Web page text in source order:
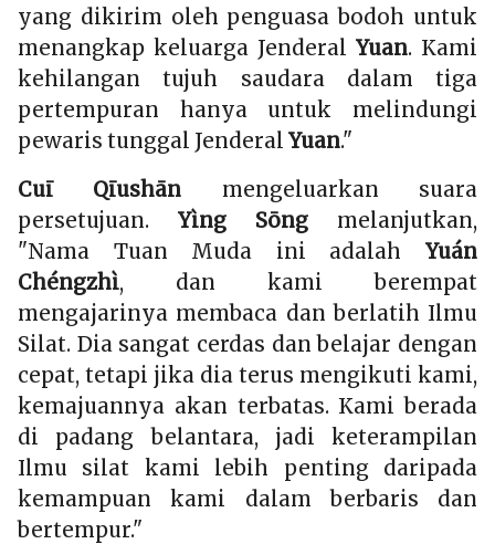
yang dikirim oleh penguasa bodoh untuk
menangkap keluarga Jenderal Yuan. Kami
kehilangan tujuh saudara dalam tiga
pertempuran hanya untuk melindungi
pewaris tunggal Jenderal Yuan."
Cuī Qīushān mengeluarkan suara
persetujuan. Yìng Sōng melanjutkan,
"Nama Tuan Muda ini adalah Yuán
Chéngzhì, dan kami berempat
mengajarinya membaca dan berlatih Ilmu
Silat. Dia sangat cerdas dan belajar dengan
cepat, tetapi jika dia terus mengikuti kami,
kemajuannya akan terbatas. Kami berada
di padang belantara, jadi keterampilan
Ilmu silat kami lebih penting daripada
kemampuan kami dalam berbaris dan
bertempur."